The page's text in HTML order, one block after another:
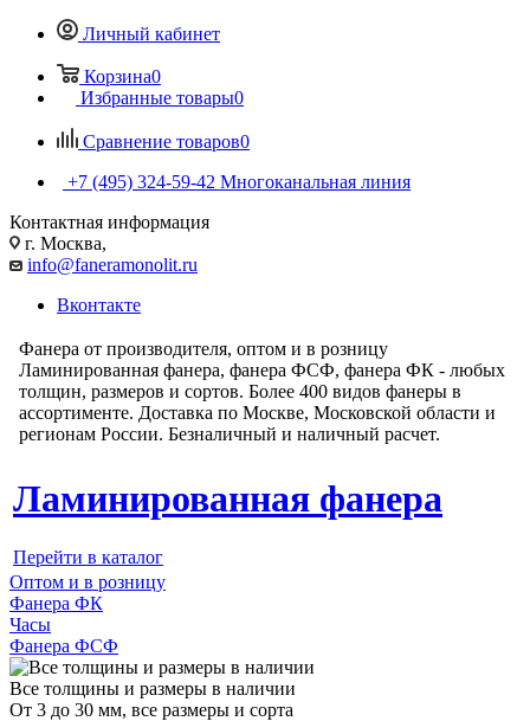
Личный кабинет
Корзина0
Избранные товары0
Сравнение товаров0
+7 (495) 324-59-42 Многоканальная линия
Контактная информация
г. Москва,
info@faneramonolit.ru
Вконтакте
Фанера от производителя, оптом и в розницу
Ламинированная фанера, фанера ФСФ, фанера ФК - любых
толщин, размеров и сортов. Более 400 видов фанеры в
ассортименте. Доставка по Москве, Московской области и
регионам России. Безналичный и наличный расчет.
Ламинированная фанера
Перейти в каталог
Оптом и в розницу
Фанера ФК
Часы
Фанера ФСФ
Все толщины и размеры в наличии
От 3 до 30 мм, все размеры и сорта